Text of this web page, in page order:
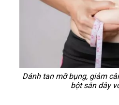
Dánh tan mỡ bụng, giảm
bột sắn dây